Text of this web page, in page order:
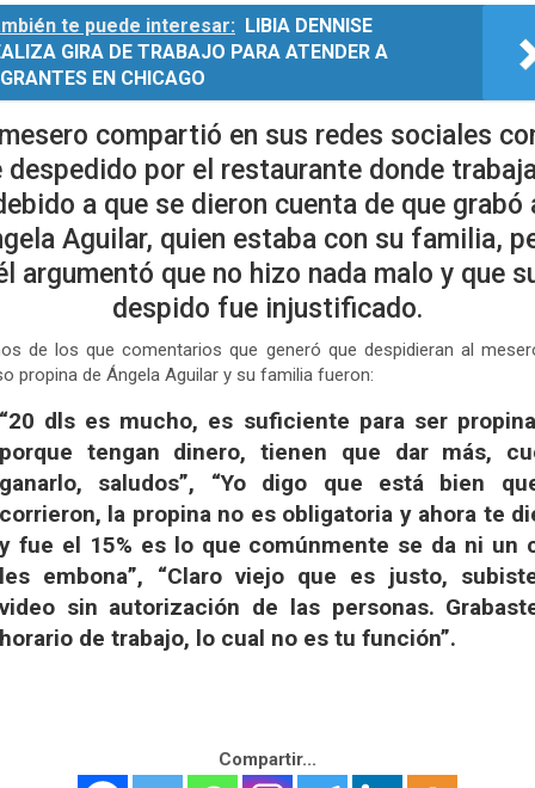
te puede interesar: LIBIA DENNISE
GIRA DE TRABAJO PARA ATENDER A
EN CHICAGO
compartió en sus redes sociales
despedido por el restaurante donde
a que se dieron cuenta de que grabó
Aguilar, quien estaba con su familia,
argumentó que no hizo nada malo y que
despido fue injustificado.
de los que comentarios que generó que despidieran al
propina de Ángela Aguilar y su familia fueron:
“20 dls es mucho, es suficiente para ser
porque tengan dinero, tienen que dar más,
ganarlo, saludos”, “Yo digo que está bien
corrieron, la propina no es obligatoria y ahora te
y fue el 15% es lo que comúnmente se da ni un
les embona”, “Claro viejo que es justo,
video sin autorización de las personas.
horario de trabajo, lo cual no es tu función”.
Compartir...